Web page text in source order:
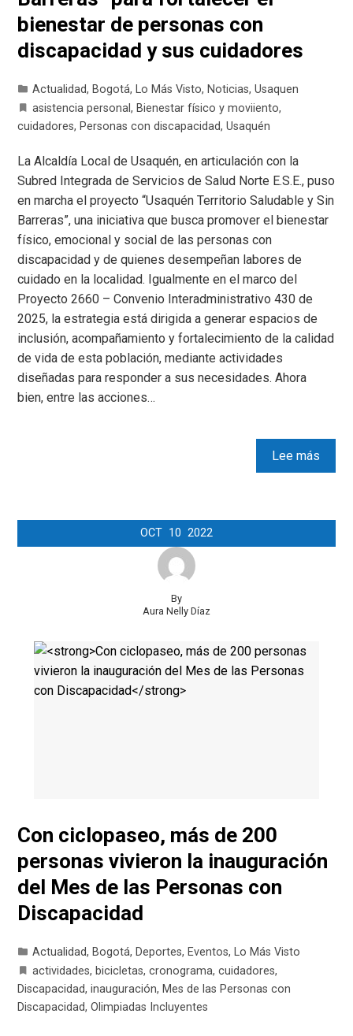
bienestar de personas con
discapacidad y sus cuidadores
Actualidad, Bogotá, Lo Más Visto, Noticias,Usaquen
asistencia personal, Bienestar físico y moviiento,
cuidadores, Personas con discapacidad,Usaquén
La Alcaldía Local de Usaquén, en articulación con la
Subred Integrada de Servicios de Salud Norte E.S.E., puso
en marcha el proyecto “Usaquén Territorio Saludable y Sin
Barreras”, una iniciativa que busca promover el bienestar
físico, emocional y social de las personas con
discapacidad y de quienes desempeñan labores de
cuidado en la localidad. Igualmente en el marco del
Proyecto 2660 – Convenio Interadministrativo 430 de
2025, la estrategia está dirigida a generar espacios de
inclusión, acompañamiento y fortalecimiento de la calidad
de vida de esta población, mediante actividades
diseñadas para responder a sus necesidades. Ahora
bien, entre las acciones…
Lee más
OCT 10 2022
By
Aura Nelly Díaz
Con ciclopaseo, más de 200
personas vivieron la inauguración
del Mes de las Personas con
Discapacidad
Actualidad, Bogotá, Deportes, Eventos, Lo Más Visto
actividades, bicicletas,cronograma,cuidadores,
Discapacidad,inauguración, Mes de las Personas con
Discapacidad,Olimpiadas Incluyentes